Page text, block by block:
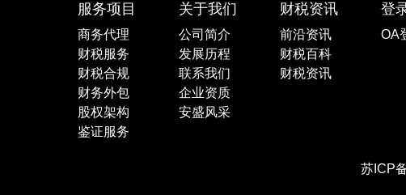
服务项目
商务代理
财税服务
财税合规
财务外包
股权架构
鉴证服务
关于我们
公司简介
发展历程
联系我们
企业资质
安盛风采
财税资讯
前沿资讯
财税百科
财税资讯
登
OA
苏ICP